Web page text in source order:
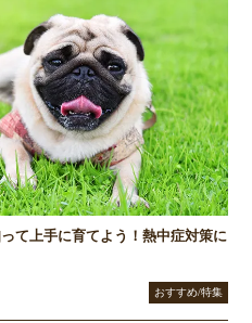
て上手に育てよう！熱中症対策に
おすすめ/特集